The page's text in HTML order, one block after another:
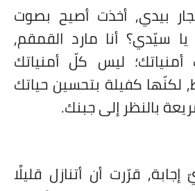
بيدي, أخذت أصيح بصوت
سيّدي؟ أنا مارد القمقم,
ليس كلّ أمنياتك
لكنّها كفيلة بتحسين حياتك
بالنظر إلى جبنك.
قرّرت أن أتنازل قليلًا